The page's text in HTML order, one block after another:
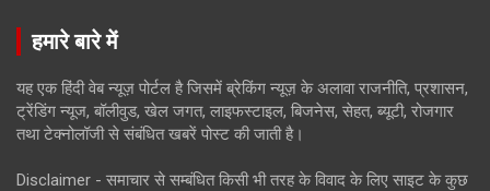
हमारे बारे में
यह एक हिंदी वेब न्यूज़ पोर्टल है जिसमें ब्रेकिंग न्यूज़ के अलावा राजनीति, प्रशासन,
ट्रेंडिंग न्यूज, बॉलीवुड, खेल जगत, लाइफस्टाइल, बिजनेस, सेहत, ब्यूटी, रोजगार
तथा टेक्नोलॉजी से संबंधित खबरें पोस्ट की जाती है।
Disclaimer - समाचार से सम्बंधित किसी भी तरह के विवाद के लिए साइट के कुछ